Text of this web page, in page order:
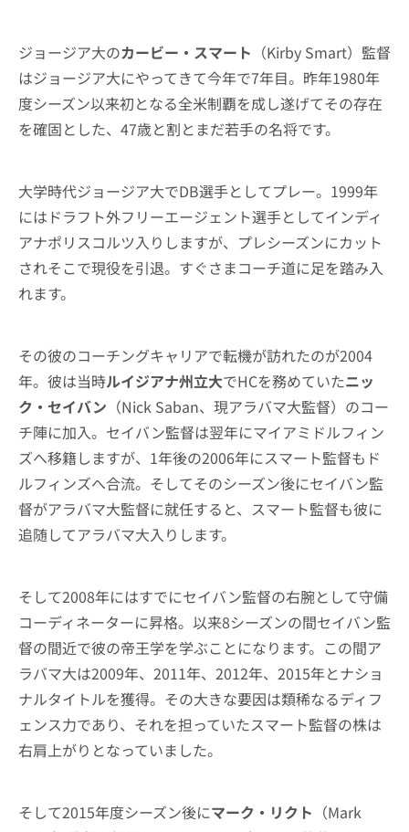
ジョージア大のカービー・スマート （Kirby Smart）監督
はジョージア大にやってきて今年で7年目。昨年1980年
度シーズン以来初となる全米制覇を成し遂げてその存在
を確固とした、47歳と割とまだ若手の名将です。
大学時代ジョージア大でDB選手としてプレー。1999年
にはドラフト外フリーエージェント選手としてインディ
アナポリスコルツ入りしますが、プレシーズンにカット
されそこで現役を引退。すぐさまコーチ道に足を踏み入
れます。
その彼のコーチングキャリアで転機が訪れたのが2004
年。彼は当時ルイジアナ州立大でHCを務めていたニッ
ク・セイバン （Nick Saban、現アラバマ大監督）のコー
チ陣に加入。セイバン監督は翌年にマイアミドルフィン
ズへ移籍しますが、1年後の2006年にスマート監督もド
ルフィンズへ合流。そしてそのシーズン後にセイバン監
督がアラバマ大監督に就任すると、スマート監督も彼に
追随してアラバマ大入りします。
そして2008年にはすでにセイバン監督の右腕として守備
コーディネーターに昇格。以来8シーズンの間セイバン監
督の間近で彼の帝王学を学ぶことになります。この間ア
ラバマ大は2009年、2011年、2012年、2015年とナショ
ナルタイトルを獲得。その大きな要因は類稀なるディフ
ェンス力であり、それを担っていたスマート監督の株は
右肩上がりとなっていました。
そして2015年度シーズン後にマーク・リクト （Mark